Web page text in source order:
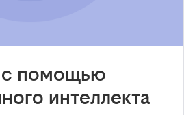
с помощью
интеллекта